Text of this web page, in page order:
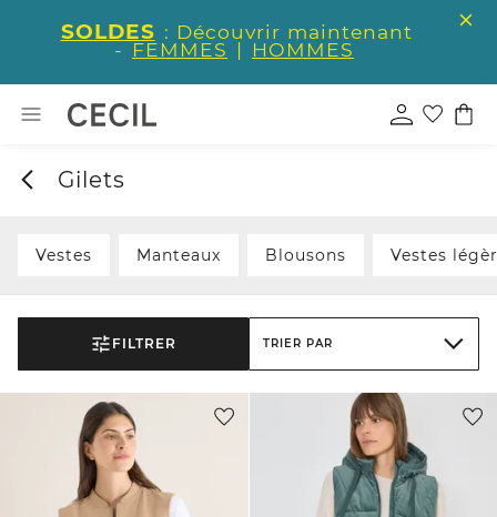
SOLDES : Découvrir maintenant
- FEMMES | HOMMES
Gilets
Vestes Manteaux Blousons Vestes
FILTRER TRIER PAR